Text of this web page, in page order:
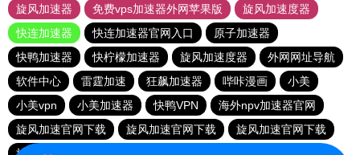
旋风加速器
免费vps加速器外网苹果版
旋风加速度器
快连加速器
快连加速器官网入口
原子加速器
快鸭加速器
快柠檬加速器 旋风加速度器
外网网址导航
软件中心
雷霆加速 狂飙加速器 哔咔漫画
小美
小美vpn
小美加速器 快鸭VPN
海外npv加速器官网
旋风加速官网下载
旋风加速官网下载
旋风加速官网下载